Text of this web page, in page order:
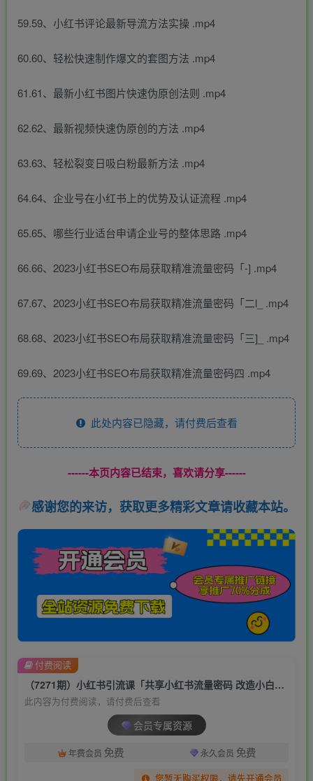
59.59、小红书评论最新导流方法实操 .mp4
60.60、轻松快速制作爆文的套图方法 .mp4
61.61、最新小红书图片快速伪原创法则 .mp4
62.62、最新视频快速伪原创的方法 .mp4
63.63、轻松裂变日吸白粉最新方法 .mp4
64.64、企业号在小红书上的优势及认证流程 .mp4
65.65、哪些行业适台申请企业号的整体思路 .mp4
66.66、2023小红书SEO布局获取精准流量密码「-] .mp4
67.67、2023小红书SEO布局获取精准流量密码「二l_ .mp4
68.68、2023小红书SEO布局获取精准流量密码「三]_ .mp4
69.69、2023小红书SEO布局获取精准流量密码四 .mp4
此处内容已隐藏，请付费后查看
------本页内容已结束，喜欢请分享------
感谢您的来访，获取更多精彩文章请收藏本站。
（7271期）小红书引流课「共享小红书流量密码 改造小白逆袭百万大咖 玩转小红书SEO」
此内容为付费阅读，请付费后查看
会员专属资源
年费会员 免费 永久会员 免费
您暂无购买权限，请先开通会员
付费阅读